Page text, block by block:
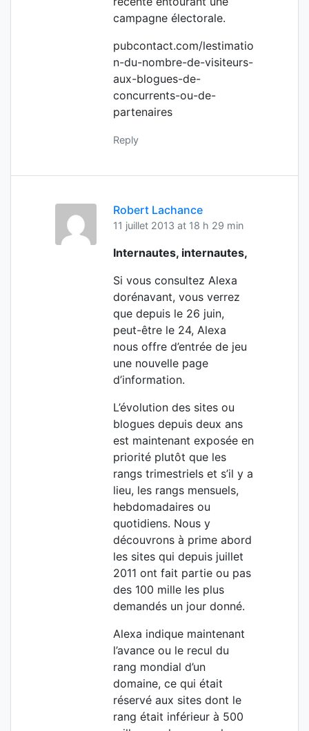
campagne électorale.
pubcontact.com/lestimatio
n-du-nombre-de-visiteurs-
aux-blogues-de-
concurrents-ou-de-
partenaires
Reply
Robert Lachance
11 juillet 2013 at 18 h 29 min
Internautes, internautes,
Si vous consultez Alexa
dorénavant, vous verrez
que depuis le 26 juin,
peut-être le 24, Alexa
nous offre d’entrée de jeu
une nouvelle page
d’information.
L’évolution des sites ou
blogues depuis deux ans
est maintenant exposée en
priorité plutôt que les
rangs trimestriels et s’il y a
lieu, les rangs mensuels,
hebdomadaires ou
quotidiens. Nous y
découvrons à prime abord
les sites qui depuis juillet
2011 ont fait partie ou pas
des 100 mille les plus
demandés un jour donné.
Alexa indique maintenant
l’avance ou le recul du
rang mondial d’un
domaine, ce qui était
réservé aux sites dont le
rang était inférieur à 500